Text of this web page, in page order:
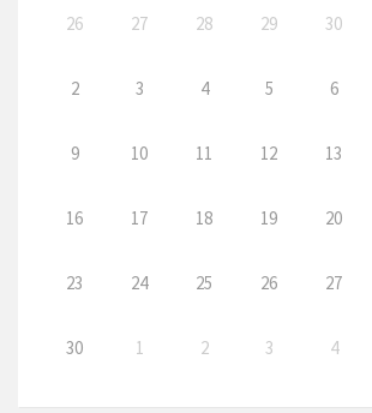
26 27 28 29 30
2 3 4 5 6
9 10 11 12 13
16 17 18 19 20
23 24 25 26 27
30 1 2 3 4